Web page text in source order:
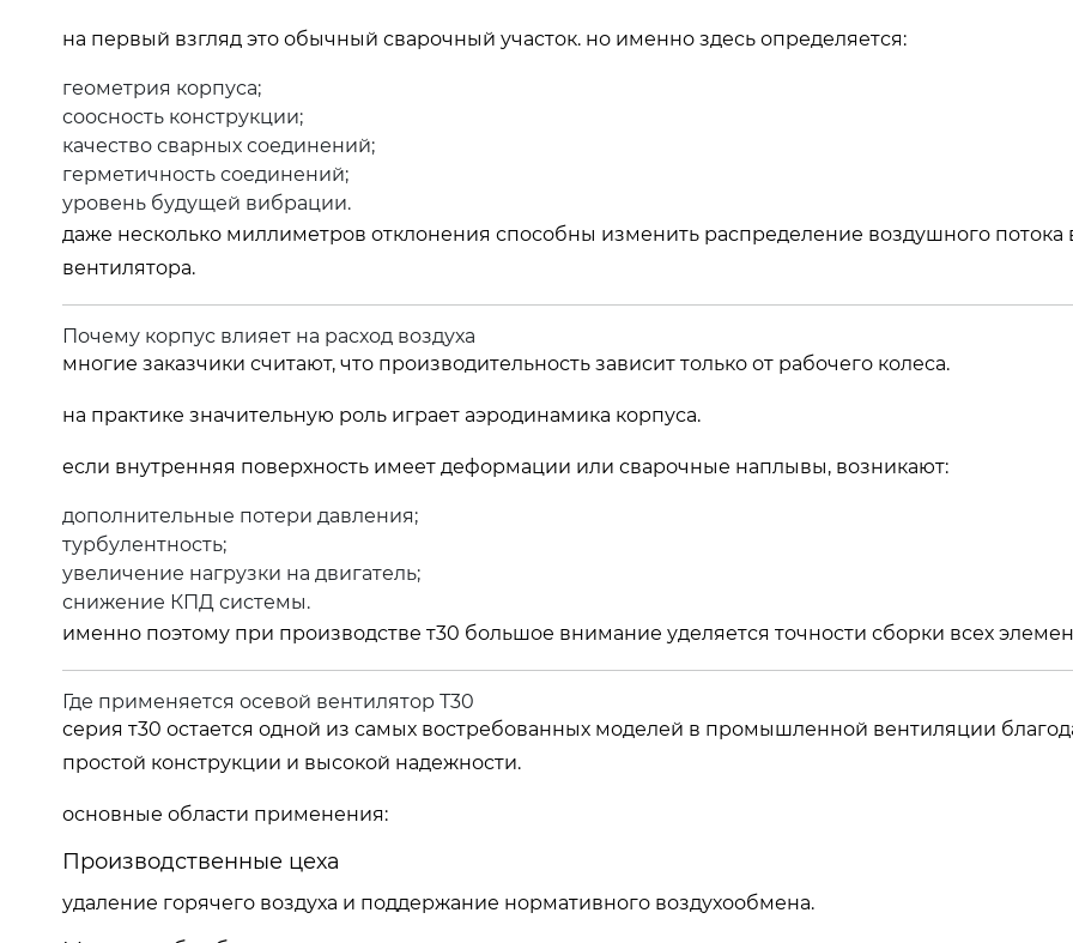
на первый взгляд это обычный сварочный участок. но именно здесь определяется:
геометрия корпуса;
соосность конструкции;
качество сварных соединений;
герметичность соединений;
уровень будущей вибрации.
даже несколько миллиметров отклонения способны изменить распределение воздушного потока
вентилятора.
Почему корпус влияет на расход воздуха
многие заказчики считают, что производительность зависит только от рабочего колеса.
на практике значительную роль играет аэродинамика корпуса.
если внутренняя поверхность имеет деформации или сварочные наплывы, возникают:
дополнительные потери давления;
турбулентность;
увеличение нагрузки на двигатель;
снижение КПД системы.
именно поэтому при производстве т30 большое внимание уделяется точности сборки всех
Где применяется осевой вентилятор Т30
серия т30 остается одной из самых востребованных моделей в промышленной вентиляции
простой конструкции и высокой надежности.
основные области применения:
Производственные цеха
удаление горячего воздуха и поддержание нормативного воздухообмена.